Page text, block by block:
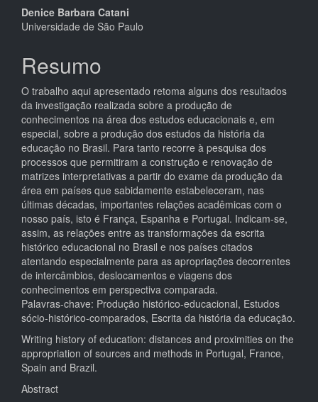
Conteúdo
do
artigo
principal
Denice Barbara Catani
Universidade de São Paulo
Resumo
O trabalho aqui apresentado retoma alguns dos resultados
da investigação realizada sobre a produção de
conhecimentos na área dos estudos educacionais e, em
especial, sobre a produção dos estudos da história da
educação no Brasil. Para tanto recorre à pesquisa dos
processos que permitiram a construção e renovação de
matrizes interpretativas a partir do exame da produção da
área em países que sabidamente estabeleceram, nas
últimas décadas, importantes relações acadêmicas com o
nosso país, isto é França, Espanha e Portugal. Indicam-se,
assim, as relações entre as transformações da escrita
histórico educacional no Brasil e nos países citados
atentando especialmente para as apropriações decorrentes
de intercâmbios, deslocamentos e viagens dos
conhecimentos em perspectiva comparada.
Palavras-chave: Produção histórico-educacional, Estudos
sócio-histórico-comparados, Escrita da história da educação.
Writing history of education: distances and proximities on the
appropriation of sources and methods in Portugal, France,
Spain and Brazil.
Abstract